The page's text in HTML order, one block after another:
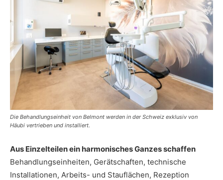
Die Behandlungseinheit von Belmont werden in der Schweiz exklusiv von
Häubi vertrieben und installiert.
Aus Einzelteilen ein harmonisches Ganzes schaffen
Behandlungseinheiten, Gerätschaften, technische
Installationen, Arbeits- und Stauflächen, Rezeption